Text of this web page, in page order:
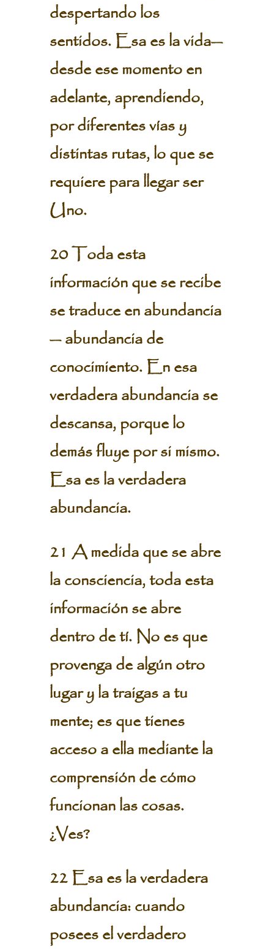
despertando los
sentidos. Esa es la vida—
desde ese momento en
adelante, aprendiendo,
por diferentes vías y
distintas rutas, lo que se
requiere para llegar ser
Uno.
20 Toda esta
información que se recibe
se traduce en abundancia
— abundancia de
conocimiento. En esa
verdadera abundancia se
descansa, porque lo
demás fluye por si mismo.
Esa es la verdadera
abundancia.
21 A medida que se abre
la consciencia, toda esta
información se abre
dentro de tí. No es que
provenga de algún otro
lugar y la traigas a tu
mente; es que tienes
acceso a ella mediante la
comprensión de cómo
funcionan las cosas.
¿Ves?
22 Esa es la verdadera
abundancia: cuando
posees el verdadero